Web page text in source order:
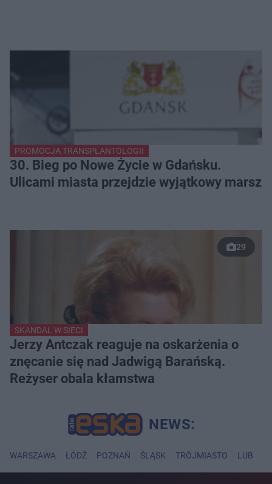
PROMOCJA TRANSPLANTOLOGII
30. Bieg po Nowe Życie w Gdańsku.
Ulicami miasta przejdzie wyjątkowy marsz
29
SKANDAL W SIECI
Jerzy Antczak reaguje na oskarżenia o
znęcanie się nad Jadwigą Barańską.
Reżyser obala kłamstwa
WARSZAWA ŁÓDŹ POZNAŃ ŚLĄSK TRÓJMIASTO LUBLIN